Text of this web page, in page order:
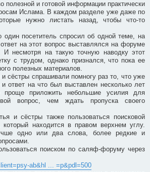
полезной и готовой информации практически
Ислама. В каждом разделе уже даже по
нужно листать назад, чтобы что-то
один посетитель спросил об одной теме, на
на этот вопрос выставлялся на форуме
несмотря на такую точную наводку этот
с трудом, однако признался, что пока ее
полезных материалов.
и сёстры спрашивали помногу раз то, что уже
ответ на что был выставлен несколько лет
проще приложить небольшие усилия для
вопрос, чем ждать пропуска своего
и сёстры также пользоваться поисковой
который находится в правом верхнем углу.
одно или два слова, более редкие и
поиском по саляф-форуму через
ab&hl ... =p&pdl=500